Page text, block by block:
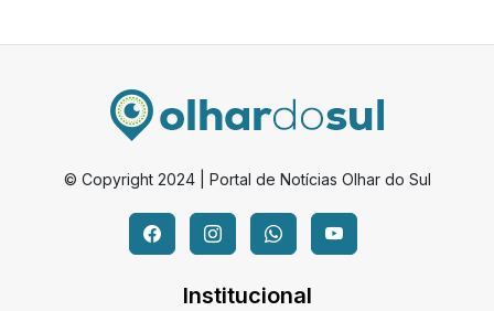
© Copyright 2024 | Portal de Notícias Olhar do Sul
Institucional